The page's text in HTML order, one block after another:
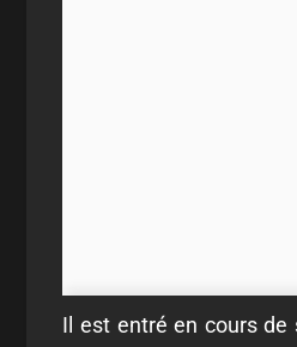
Il est entré en cours de